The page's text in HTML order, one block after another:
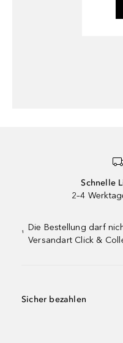
Schnelle
2–4
¹
Die Bestellung darf
Versandart Click &
Sicher bezahlen